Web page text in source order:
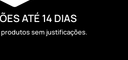
ATÉ 14 DIAS
sem justificações.